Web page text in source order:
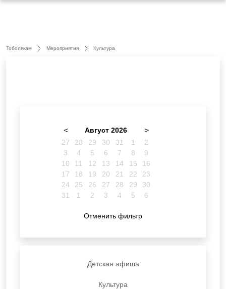
Тоболякам Мероприятия Культура
< Август 2026 >
27 28 29 30 31 1
2
3
4 5 6 7 8
9
10
11 12 13 14 15
16
17
18 19 20 21 22
23
24
25 26 27 28 29
30
31
1 2 3 4 5 6
Отменить фильтр
Детская афиша
Культура